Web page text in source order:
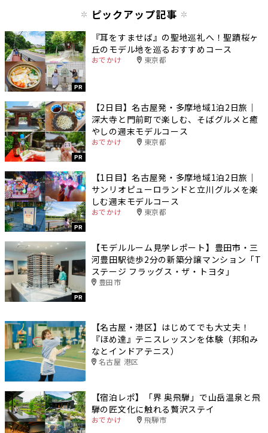
ピックアップ記事
PR
『耳をすませば』の聖地巡礼へ！聖蹟桜ヶ
丘のモデル地を巡るおすすめコース
おでかけ 東京都
PR
【2日目】名古屋発・多摩地域1泊2日旅｜
深大寺と門前町で楽しむ、そばグルメと癒
やしの週末モデルコース
おでかけ 東京都
PR
【1日目】名古屋発・多摩地域1泊2日旅｜
サンリオピューロランドと立川グルメを楽
しむ週末モデルコース
おでかけ 東京都
PR
【モデルルーム見学レポート】豊田市・三
河豊田駅徒歩2分の新築分譲マンション「T
ステージ フラッグス・ザ・トヨタ」
豊田市
【名古屋・港区】はじめてでも大丈夫！
『ほめ達』テニスレッスンを体験（邦和み
なとインドアテニス）
名古屋 港区
【宿泊レポ】「界 奥飛騨」で山岳温泉と飛
騨の匠文化に触れる贅沢ステイ
おでかけ 飛騨市